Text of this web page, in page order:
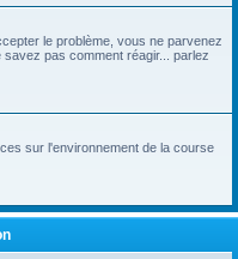
le problème, vous ne parvenez
pas comment réagir... parlez
sur l'environnement de la course